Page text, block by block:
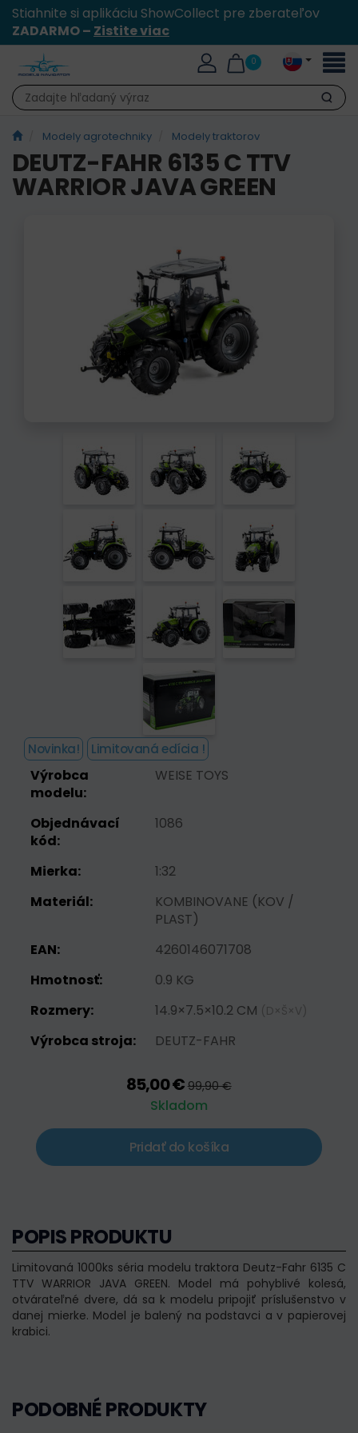
Stiahnite si aplikáciu ShowCollect pre zberateľov
ZADARMO – Zistite viac
0
Hľadať
Modely agrotechniky Modely traktorov
DEUTZ-FAHR 6135 C TTV
WARRIOR JAVA GREEN
Novinka! Limitovaná edícia !
Výrobca
modelu:
WEISE TOYS
Objednávací
kód:
1086
Mierka:
1:32
Materiál:
KOMBINOVANE (KOV /
PLAST)
EAN:
4260146071708
Hmotnosť:
0.9 KG
Rozmery:
14.9×7.5×10.2 CM (D×Š×V)
Výrobca stroja: DEUTZ-FAHR
85,00 € 99,90 €
Skladom
Pridať do košíka
POPIS PRODUKTU
Limitovaná 1000ks séria modelu traktora Deutz-Fahr 6135 C
TTV WARRIOR JAVA GREEN. Model má pohyblivé kolesá,
otvárateľné dvere, dá sa k modelu pripojiť príslušenstvo v
danej mierke. Model je balený na podstavci a v papierovej
krabici.
PODOBNÉ PRODUKTY